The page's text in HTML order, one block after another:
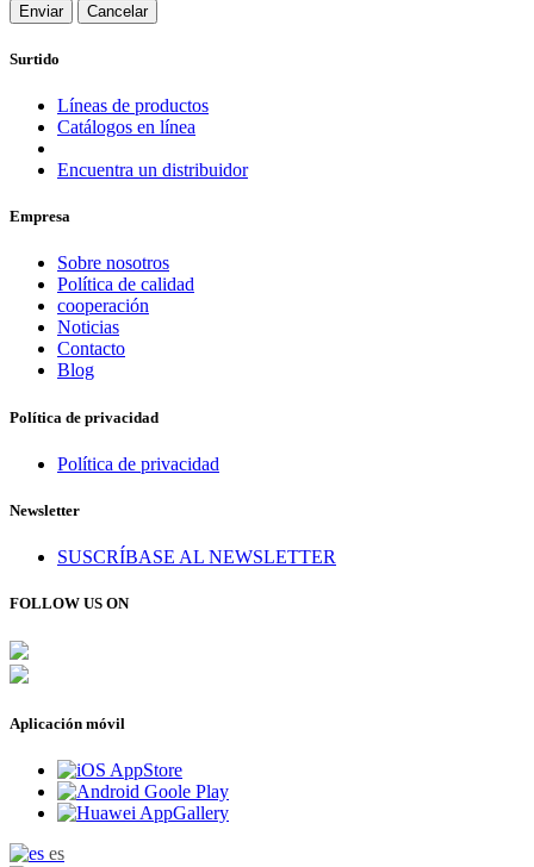
Enviar Cancelar
Surtido
Líneas de productos
Catálogos en línea
Encuentra un distribuidor
Empresa
Sobre nosotros
Política de calidad
cooperación
Noticias
Contacto
Blog
Política de privacidad
Política de privacidad
Newsletter
SUSCRÍBASE AL NEWSLETTER
FOLLOW US ON
Aplicación móvil
es